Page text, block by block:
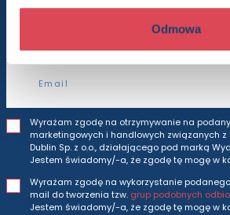
Odmowa
Adres e-
Wyrażam zgodę na otrzymywanie na
marketingowych i handlowych związanych z
Dublin Sp. z o.o., działającego pod marką
Jestem świadomy/-a, że zgodę tę mogę w
Wyrażam zgodę na wykorzystanie
mail do tworzenia tzw. grup podobnych
Jestem świadomy/-a, że zgodę tę mogę w